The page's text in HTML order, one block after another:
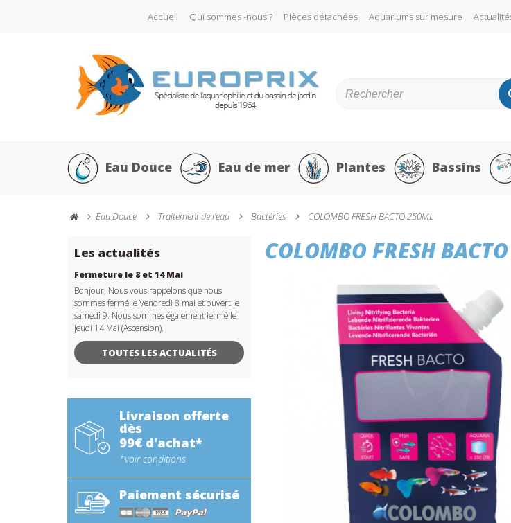
Accueil Qui sommes -nous ? Pièces détachées Aquariums sur mesure
Eau Douce Eau de mer Plantes Bassins
Eau Douce Traitement de l'eau Bactéries COLOMBO FRESH BACTO 250ML
COLOMBO FRESH
Les actualités
Fermeture le 8 et 14 Mai
Bonjour, Nous vous rappelons que nous
sommes fermé le Vendredi 8 mai et ouvert le
samedi 9. Nous sommes également fermé le
Jeudi 14 Mai (Ascension).
TOUTES LES ACTUALITÉS
Livraison offerte
dès
99€ d'achat*
*voir conditions
Paiement sécurisé